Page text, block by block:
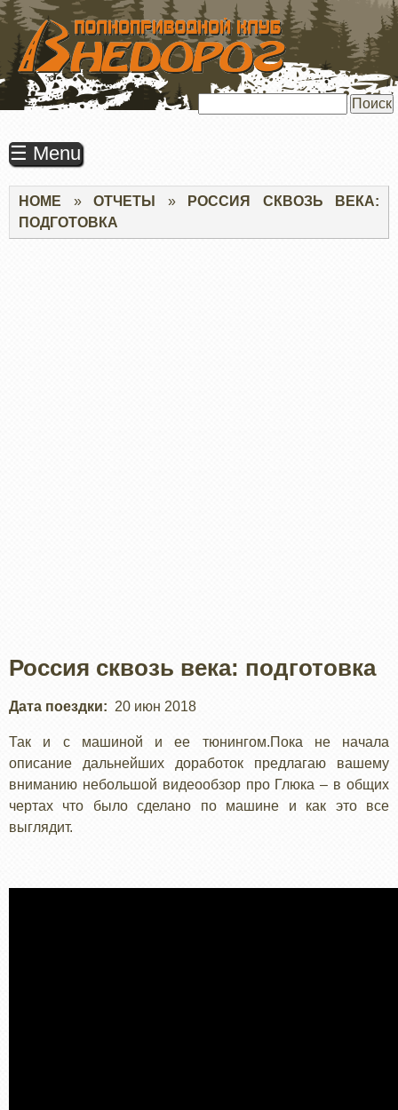
ПЕРЕЙТИ
ОСНОВНОМУ
СОДЕРЖАНИЮ
☰ Menu
Строка
навигации
HOME ОТЧЕТЫ
РОССИЯ СКВОЗЬ ВЕКА:
ПОДГОТОВКА
Россия сквозь века: подготовка
Дата поездки 20 июн 2018
Так и с машиной и ее тюнингом.Пока не начала
описание дальнейших доработок предлагаю вашему
вниманию небольшой видеообзор про Глюка – в общих
чертах что было сделано по машине и как это все
выглядит.